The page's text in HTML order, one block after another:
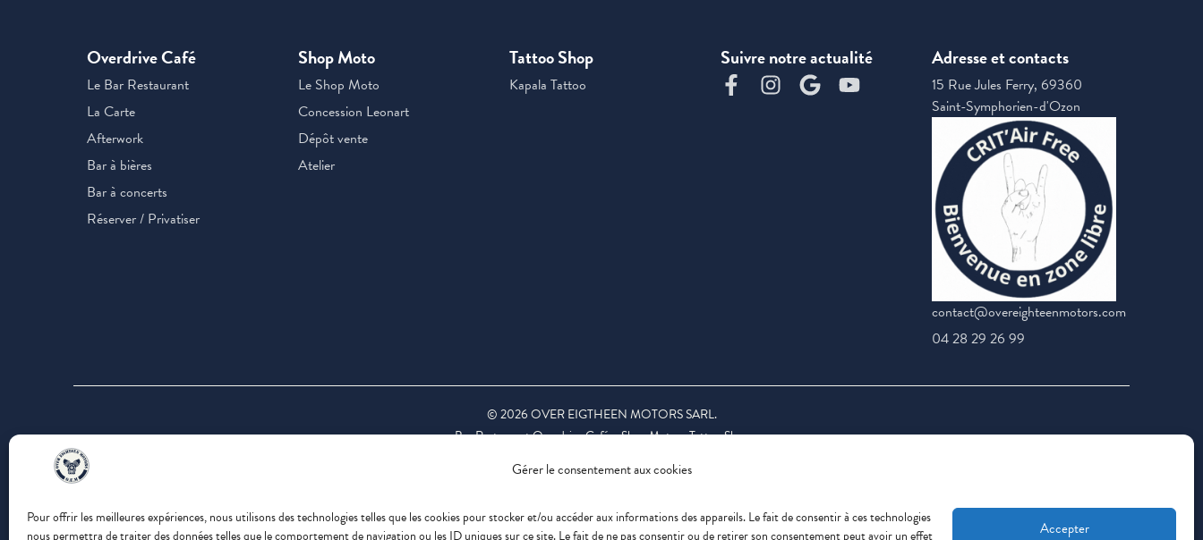
Gérer le consentement aux cookies
Pour offrir les meilleures expériences, nous utilisons des technologies telles que les cookies pour stocker et/ou accéder aux informations des appareils. Le fait de consentir à ces technologies
nous permettra de traiter des données telles que le comportement de navigation ou les ID uniques sur ce site. Le fait de ne pas consentir ou de retirer son consentement peut avoir un effet
Accepter
Overdrive Café
Le Bar Restaurant
La Carte
Afterwork
Bar à bières
Bar à concerts
Réserver / Privatiser
Shop Moto
Le Shop Moto
Concession Leonart
Dépôt vente
Atelier
Tattoo Shop
Kapala Tattoo
Suivre notre actualité Adresse et contacts
15 Rue Jules Ferry, 69360
Saint-Symphorien-d'Ozon
contact@overeighteenmotors.com
04 28 29 26 99
©2026OVER EIGTHEEN MOTORS SARL.
Bar Restaurant Overdrive Café – Shop Moto – Tattoo Shop